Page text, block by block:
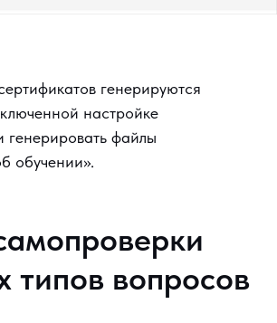
генерируются
настройке
генерировать файлы
обучении».
типов вопросов